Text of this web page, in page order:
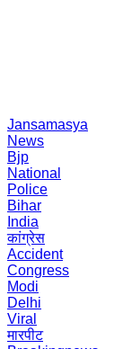
Jansamasya
News
Bjp
National
Police
Bihar
India
कांग्रेस
Accident
Congress
Modi
Delhi
Viral
मारपीट